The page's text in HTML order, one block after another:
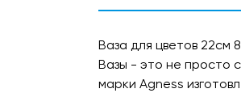
Ваза для цветов 22см
Вазы - это не просто
марки Agness